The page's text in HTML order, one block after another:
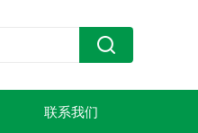
联系我们